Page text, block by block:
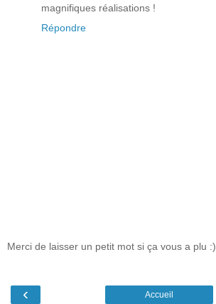
magnifiques réalisations !
Répondre
Merci de laisser un petit mot si ça vous a plu :)
‹ Accueil